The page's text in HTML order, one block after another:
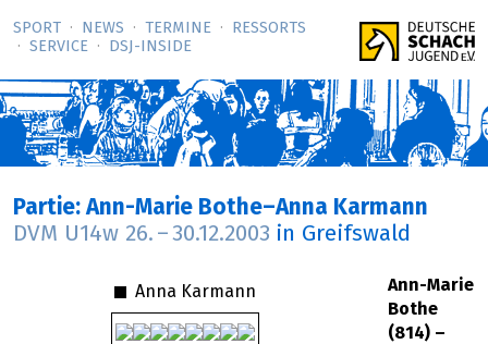
SPORT NEWS TERMINE
RESSORTS
SERVICE
DSJ-­INSIDE
Partie: Ann-Marie Bothe–Anna Karmann
DVM U14w 26. – 30.12.2003 in Greifswald
Anna Karmann
Ann-Marie
Bothe
(814) –